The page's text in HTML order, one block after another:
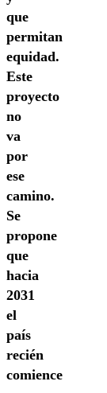
que
permitan
equidad.
Este
proyecto
no
va
por
ese
camino.
Se
propone
que
hacia
2031
el
país
recién
comience